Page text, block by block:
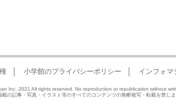
小学館のプライバシーポリシー インフォマ
Inc. 2021 All rights reserved. No reproduction or republication without
載の記事・写真・イラスト等のすべてのコンテンツの無断複写・転載を禁じま